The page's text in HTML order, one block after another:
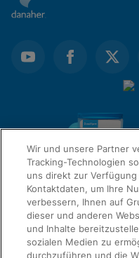
QUICK LINKS
Wir und unsere Partner
Tracking-Technologien
uns direkt zur
Kontaktdaten, um Ihre
verbessern, Ihnen auf
dieser und anderen
und Inhalte
sozialen Medien zu
durchzuführen und die